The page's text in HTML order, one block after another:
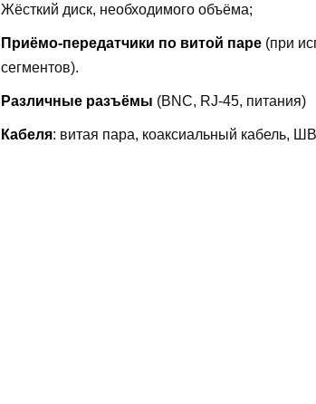
Жёсткий диск, необходимого объёма;
Приёмо-передатчики по витой паре (при
сегментов).
Различные разъёмы (BNC, RJ-45, питания)
Кабеля: витая пара, коаксиальный кабель,